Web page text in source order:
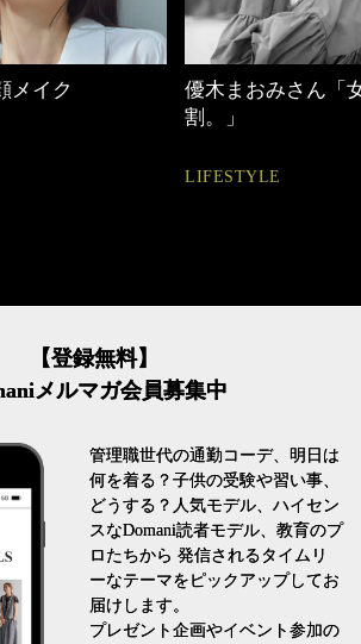
さん「女の時間
心地よくいられる
とは
FASHION
【登録無料】
メルマガ会員募集中
管理職世代の通勤コーデ、明日は
何を着る？子供の受験や習い事、
どうする？人気モデル、ハイセン
スなDomani読者モデル、教育のプ
ロたちから 発信されるタイムリ
ーなテーマをピックアップしてお
届けします。
プレゼント企画やイベント参加の